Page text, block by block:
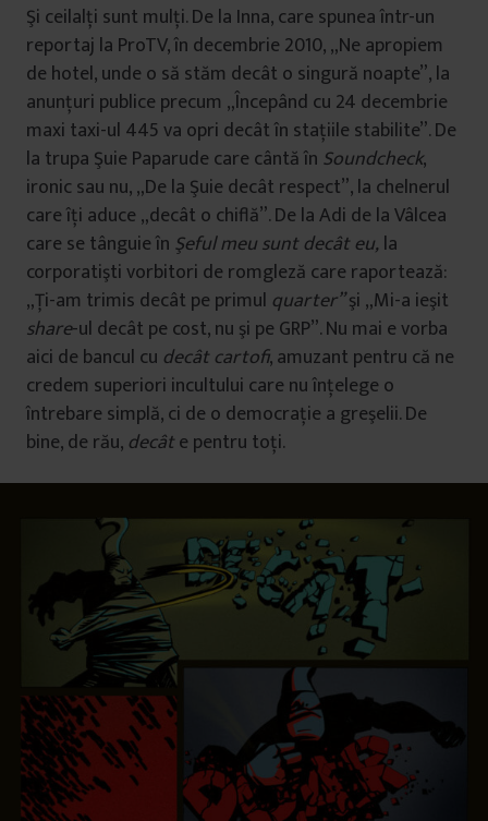
Şi ceilalţi sunt mulţi. De la Inna, care spunea într-un
reportaj la ProTV, în decembrie 2010, „Ne apropiem
de hotel, unde o să stăm decât o singură noapte”, la
anunţuri publice precum „Începând cu 24 decembrie
maxi taxi-ul 445 va opri decât în staţiile stabilite”. De
la trupa Şuie Paparude care cântă în Soundcheck,
ironic sau nu, „De la Şuie decât respect”, la chelnerul
care îţi aduce „decât o chiflă”. De la Adi de la Vâlcea
care se tânguie în Şeful meu sunt decât eu, la
corporatişti vorbitori de romgleză care raportează:
„Ţi-am trimis decât pe primul quarter”şi „Mi-a ieşit
share-ul decât pe cost, nu şi pe GRP”. Nu mai e vorba
aici de bancul cu decât cartofi, amuzant pentru că ne
credem superiori incultului care nu înţelege o
întrebare simplă, ci de o democraţie a greşelii. De
bine, de rău, decâte pentru toţi.